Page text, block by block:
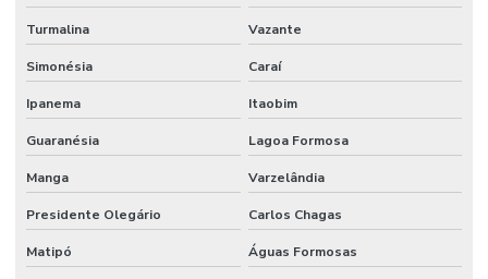
Turmalina Vazante
Simonésia Caraí
Ipanema Itaobim
Guaranésia Lagoa Formosa
Manga Varzelândia
Presidente Olegário Carlos Chagas
Matipó Águas Formosas